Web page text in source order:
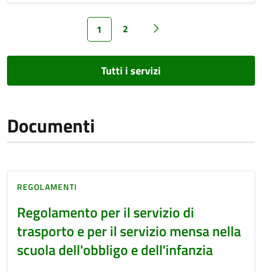
1 2
Tutti i servizi
Documenti
REGOLAMENTI
Regolamento per il servizio di
trasporto e per il servizio mensa nella
scuola dell'obbligo e dell'infanzia